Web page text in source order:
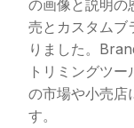
の画像と説明の
売とカスタムブ
りました。
トリミングツ
の市場や小売店
す。